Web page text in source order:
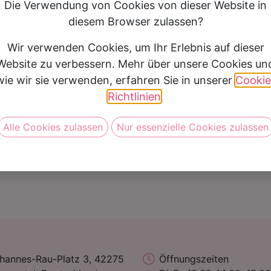
Anzugpreis
1000 € - 1.499 €
Vereinbare jetzt Deine
Rau-Platz 3, 42275
Öffnungszeiten
Die Verwendung von Cookies von dieser Website in
diesem Browser zulassen?
Wir verwenden Cookies, um Ihr Erlebnis auf dieser
zu verbessern. Mehr über unsere Cookies
wir sie verwenden, erfahren Sie in unserer
Richtlinien.
Alle Cookies zulassen Nur essenzielle Cookies zulassen